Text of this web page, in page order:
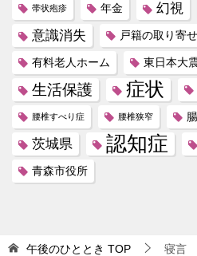
帯状疱疹 年金 幻視
意識消失
戸籍の取り寄せ
有料老人ホーム 東日本大
生活保護 症状
腰椎すべり症 腰椎狭窄
茨城県 認知症
青森市役所
午後のひととき TOP 寝言